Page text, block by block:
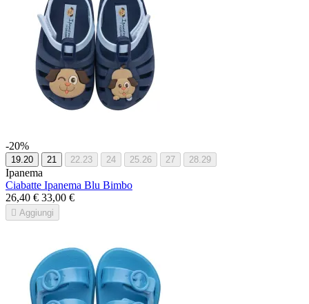
-20%
19.20 21 22.23 24 25.26 27 28.29
Ipanema
Ciabatte Ipanema Blu Bimbo
26,40 € 33,00 €
 Aggiungi